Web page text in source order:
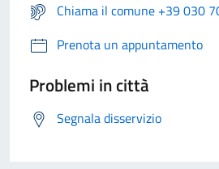
Chiama il comune +39 030
Prenota un appuntamento
Problemi in città
Segnala disservizio